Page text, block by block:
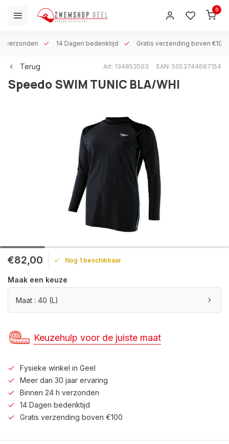
0
verzonden 14 Dagen bedenktijd Gratis verzending boven €100
Terug Art: 134853503 EAN: 5053744697154
SpeedoSWIM TUNIC BLA/WHI
€82,00 Nog 1 beschikbaar
Maak een keuze
Maat : 40 (L)
Keuzehulp voor de juiste maat
Fysieke winkel in Geel
Meer dan 30 jaar ervaring
Binnen 24 h verzonden
14 Dagen bedenktijd
Gratis verzending boven €100